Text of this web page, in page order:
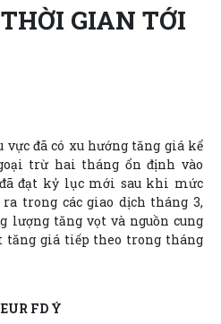
GIAN TỚI
đã có xu hướng tăng giá kể
trừ hai tháng ổn định vào
đã đạt kỷ lục mới sau khi mức
trong các giao dịch tháng 3,
tăng vọt và nguồn cung
tăng giá tiếp theo trong tháng
FD Ý